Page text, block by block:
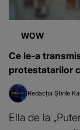
WOW
Ce le-a
protestatarilor
Redacția Știrile
Ella de la